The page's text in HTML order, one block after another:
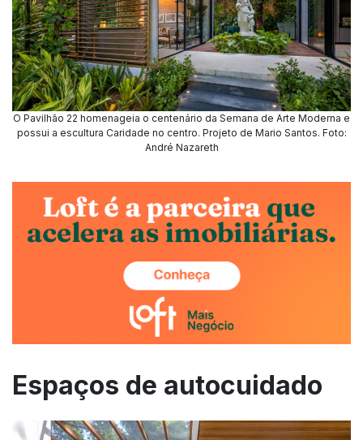
O Pavilhão 22 homenageia o centenário da Semana de Arte Moderna e
possui a escultura Caridade no centro. Projeto de Mario Santos. Foto:
André Nazareth
Espaços de autocuidado